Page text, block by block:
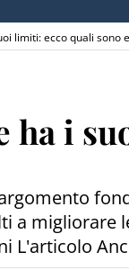
limiti: ecco quali sono
ha i
a
L'articolo